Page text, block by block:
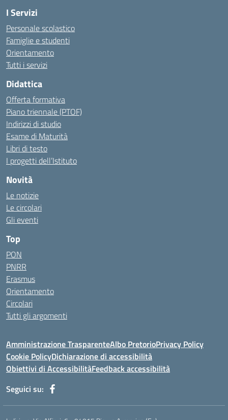
I Servizi
Personale scolastico
Famiglie e studenti
Orientamento
Tutti i servizi
Didattica
Offerta formativa
Piano triennale (PTOF)
Indirizzi di studio
Esame di Maturità
Libri di testo
I progetti dell’Istituto
Novità
Le notizie
Le circolari
Gli eventi
Top
PON
PNRR
Erasmus
Orientamento
Circolari
Tutti gli argomenti
Amministrazione TrasparenteAlbo PretorioPrivacy Policy
Cookie PolicyDichiarazione di accessibilità
Obiettivi di AccessibilitàFeedback accessibilità
Seguici su: